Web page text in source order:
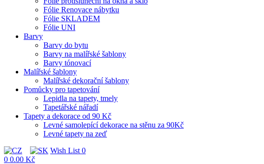
Fólie Renovace nábytku
Fólie SKLADEM
Fólie UNI
Barvy
Barvy do bytu
Barvy na malířské šablony
Barvy tónovací
Malířské šablony
Malířské dekorační šablony
Pomůcky pro tapetování
Lepidla na tapety, tmely
Tapetářské nářadí
Tapety a dekorace od 90 Kč
Levné samolepící dekorace na stěnu za 90Kč
Levné tapety na zeď
Wish List 0
0 0.00 Kč